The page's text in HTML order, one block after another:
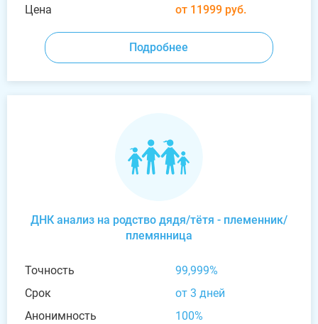
Цена
от 11999 руб.
Подробнее
ДНК анализ на родство дядя/тётя - племенник/
племянница
Точность
99,999%
Срок
от 3 дней
Анонимность
100%